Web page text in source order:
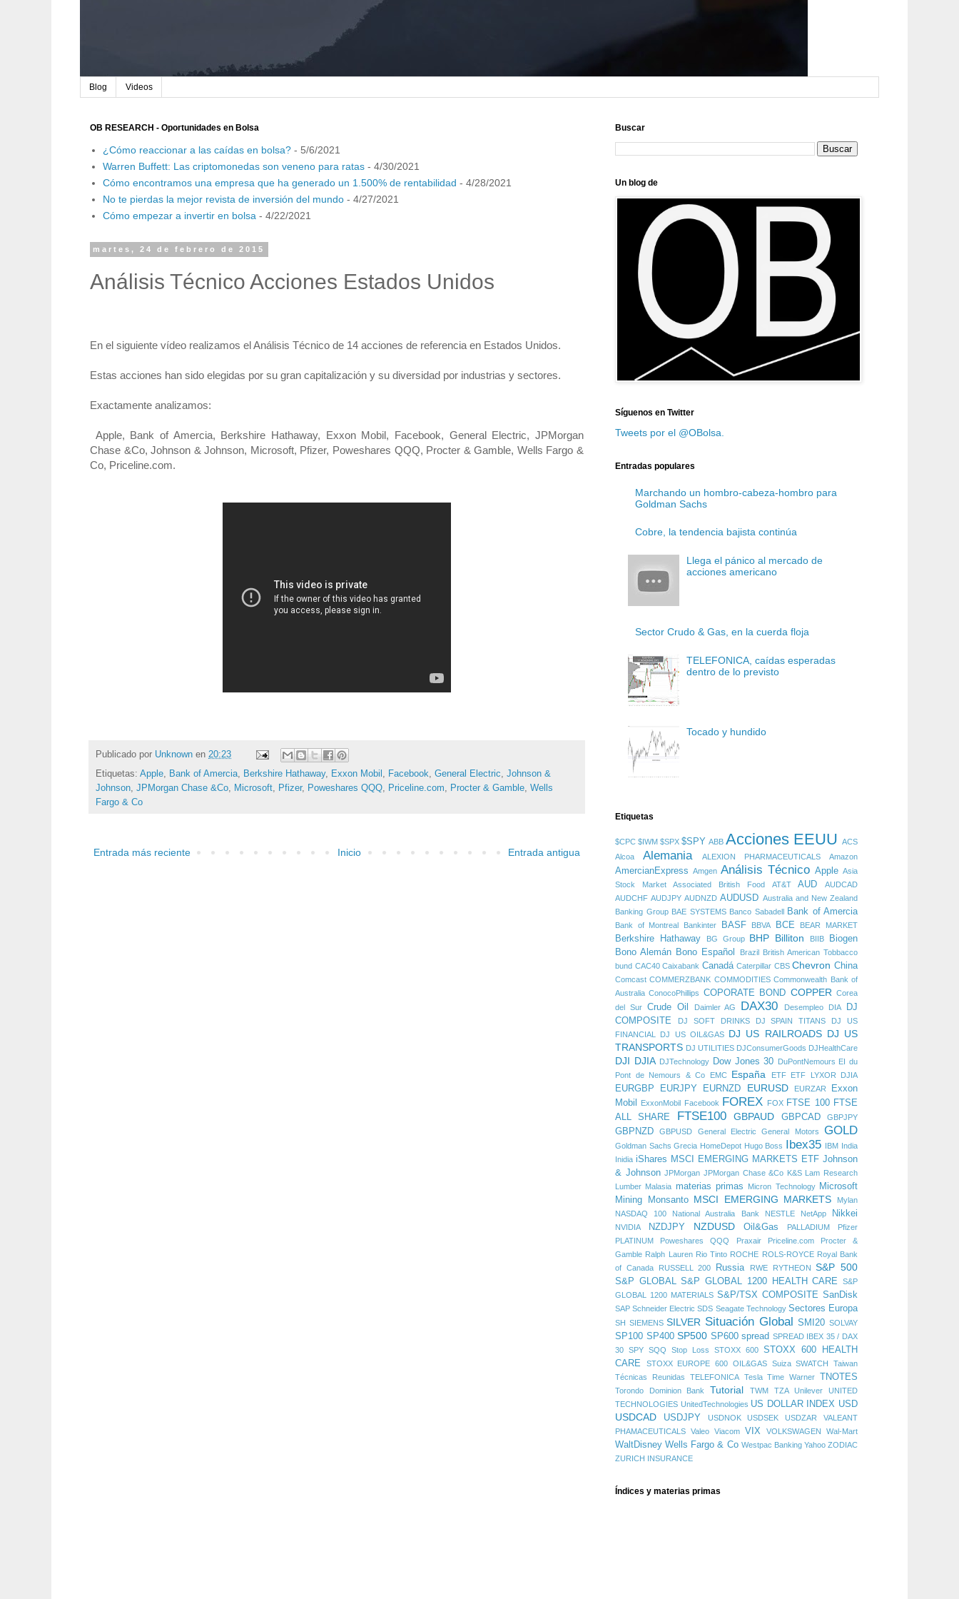
Blog Videos
OB RESEARCH - Oportunidades en Bolsa
¿Cómo reaccionar a las caídas en bolsa?- 5/6/2021
Warren Buffett: Las criptomonedas son veneno para ratas- 4/30/2021
Cómo encontramos una empresa que ha generado un 1.500% de rentabilidad - 4/28/2021
No te pierdas la mejor revista de inversión del mundo- 4/27/2021
Cómo empezar a invertir en bolsa - 4/22/2021
martes, 24 de febrero de 2015
Análisis Técnico Acciones Estados Unidos
En el siguiente vídeo realizamos el Análisis Técnico de 14 acciones de referencia en Estados Unidos.
Estas acciones han sido elegidas por su gran capitalización y su diversidad por industrias y sectores.
Exactamente analizamos:
Apple, Bank of Amercia, Berkshire Hathaway, Exxon Mobil, Facebook, General Electric, JPMorgan
Chase &Co, Johnson & Johnson, Microsoft, Pfizer, Poweshares QQQ, Procter & Gamble, Wells Fargo &
Co, Priceline.com.
Publicado por Unknown en 20:23
Etiquetas: Apple, Bank of Amercia, Berkshire Hathaway, Exxon Mobil , Facebook, General Electric, Johnson &
Johnson, JPMorgan Chase &Co, Microsoft, Pfizer, Poweshares QQQ, Priceline.com, Procter & Gamble, Wells
Fargo & Co
Entrada más reciente Entrada antigua
Inicio
Buscar
Un blog de
Síguenos en Twitter
Tweets por el @OBolsa.
Entradas populares
Marchando un hombro-cabeza-hombro para
Goldman Sachs
Cobre, la tendencia bajista continúa
Llega el pánico al mercado de
acciones americano
Sector Crudo & Gas, en la cuerda floja
TELEFONICA, caídas esperadas
dentro de lo previsto
Tocado y hundido
Etiquetas
$CPC $IWM $SPX $SPY ABB Acciones EEUU ACS
Alcoa
Alemania ALEXION PHARMACEUTICALS Amazon
AmercianExpress Amgen Análisis Técnico Apple Asia
Stock Market
Associated British Food AT&T AUD
AUDCAD
AUDCHF AUDJPY AUDNZD AUDUSD Australia and New Zealand
Banking Group BAE SYSTEMS Banco Sabadell Bank of Amercia
Bank of Montreal Bankinter BASF BBVA BCE BEAR MARKET
Berkshire Hathaway BG Group BHP Billiton BIIB
Biogen
Bono Alemán Bono Español Brazil British American Tobbacco
bund CAC40 Caixabank Canadá Caterpillar CBS Chevron China
Comcast COMMERZBANK COMMODITIES Commonwealth Bank of
Australia ConocoPhillips COPORATE BOND COPPER Corea
del Sur Crude Oil Daimler AG DAX30 Desempleo DIA
DJ
COMPOSITE
DJ SOFT DRINKS DJ SPAIN TITANS
DJ US
FINANCIAL
DJ US OIL&GAS DJ US RAILROADS DJ US
TRANSPORTS DJ UTILITIES DJConsumerGoods DJHealthCare
DJI DJIA DJTechnology Dow Jones 30 DuPontNemours EI du
Pont de Nemours & Co
EMC España ETF ETF LYXOR DJIA
EURGBP EURJPY EURNZD EURUSD EURZAR
Exxon
Mobil
ExxonMobil Facebook FOREX FOX FTSE 100 FTSE
ALL SHARE
FTSE100 GBPAUD GBPCAD GBPJPY
GBPNZD GBPUSD General Electric General Motors GOLD
Goldman Sachs Grecia HomeDepot Hugo Boss Ibex35 IBM India
Inidia iShares MSCI EMERGING MARKETS ETF Johnson
& Johnson JPMorgan JPMorgan Chase &Co K&S Lam Research
Lumber Malasia materias primas Micron Technology
Microsoft
Mining
Monsanto MSCI EMERGING MARKETS
Mylan
NASDAQ 100
National Australia Bank NESTLE NetApp Nikkei
NVIDIA NZDJPY NZDUSD Oil&Gas PALLADIUM
Pfizer
PLATINUM
Poweshares QQQ Praxair Priceline.com
Procter &
Gamble Ralph Lauren Rio Tinto ROCHE ROLS-ROYCE Royal Bank
of Canada
RUSSELL 200 Russia RWE RYTHEON S&P 500
S&P GLOBAL S&P GLOBAL 1200 HEALTH CARE
S&P
GLOBAL 1200 MATERIALS S&P/TSX COMPOSITE SanDisk
SAP Schneider Electric SDS Seagate Technology Sectores Europa
SH SIEMENS SILVER Situación Global SMI20 SOLVAY
SP100 SP400 SP500 SP600 spread SPREAD IBEX 35 / DAX
30 SPY SQQ Stop Loss STOXX 600 STOXX 600 HEALTH
CARE
STOXX EUROPE 600 OIL&GAS Suiza SWATCH
Taiwan
Técnicas Reunidas
TELEFONICA Tesla Time Warner TNOTES
Torondo Dominion Bank Tutorial TWM TZA Unilever
UNITED
TECHNOLOGIES UnitedTechnologies US DOLLAR INDEX USD
USDCAD USDJPY USDNOK USDSEK USDZAR
VALEANT
PHAMACEUTICALS Valeo Viacom VIX VOLKSWAGEN Wal-Mart
WaltDisney Wells Fargo & Co Westpac Banking Yahoo ZODIAC
ZURICH INSURANCE
Índices y materias primas